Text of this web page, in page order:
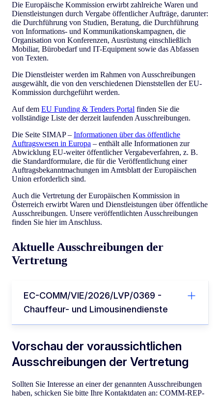
Die Europäische Kommission erwirbt zahlreiche Waren und
Dienstleistungen durch Vergabe öffentlicher Aufträge, darunter:
die Durchführung von Studien, Beratung, die Durchführung
von Informations- und Kommunikationskampagnen, die
Organisation von Konferenzen, Ausrüstung einschließlich
Mobiliar, Bürobedarf und IT-Equipment sowie das Abfassen
von Texten.
Die Dienstleister werden im Rahmen von Ausschreibungen
ausgewählt, die von den verschiedenen Dienststellen der EU-
Kommission durchgeführt werden.
Auf dem EU Funding & Tenders Portal finden Sie die
vollständige Liste der derzeit laufenden Ausschreibungen.
Die Seite SIMAP – Informationen über das öffentliche
Auftragswesen in Europa – enthält alle Informationen zur
Abwicklung EU-weiter öffentlicher Vergabeverfahren, z. B.
die Standardformulare, die für die Veröffentlichung einer
Auftragsbekanntmachungen im Amtsblatt der Europäischen
Union erforderlich sind.
Auch die Vertretung der Europäischen Kommission in
Österreich erwirbt Waren und Dienstleistungen über öffentliche
Ausschreibungen. Unsere veröffentlichten Ausschreibungen
finden Sie hier im Anschluss.
Aktuelle Ausschreibungen der
Vertretung
EC-COMM/VIE/2026/LVP/0369 -
Chauffeur- und Limousinendienste
Vorschau der voraussichtlichen
Ausschreibungen der Vertretung
Sollten Sie Interesse an einer der genannten Ausschreibungen
haben, schicken Sie bitte Ihre Kontaktdaten an: COMM-REP-